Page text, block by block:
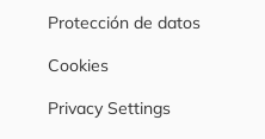
Protección de datos
Cookies
Privacy Settings